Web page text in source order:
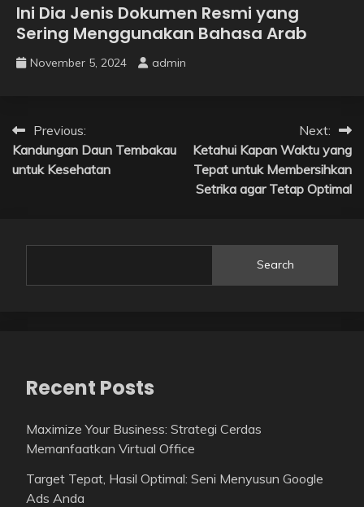
Ini Dia Jenis Dokumen Resmi yang
Sering Menggunakan Bahasa Arab
November 5, 2024 admin
Post
navigation
Previous:
Kandungan Daun Tembakau
untuk Kesehatan
Next:
Ketahui Kapan Waktu yang
Tepat untuk Membersihkan
Setrika agar Tetap Optimal
Search
Recent Posts
Maximize Your Business: Strategi Cerdas
Memanfaatkan Virtual Office
Target Tepat, Hasil Optimal: Seni Menyusun Google
Ads Anda